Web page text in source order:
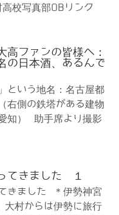
校写真部OBリンク
高ファンの皆様へ：
の日本酒、あるんで
という地名：名古屋都
右側の鉄塔がある建物
知） 助手席より撮影
てきました １
きました ＊伊勢神宮
村からは伊勢に旅行